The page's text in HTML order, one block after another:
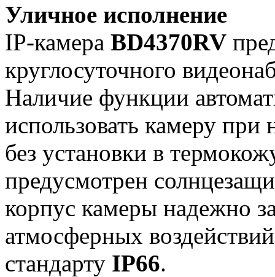
Уличное исполнение
IP-камера BD4370RV
круглосуточного
Наличие функции
использовать камеру
без установки в
предусмотрен
корпус камеры надежно
атмосферных
стандарту IP66.